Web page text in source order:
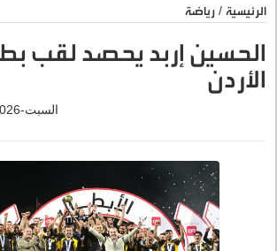
الرئيسية / رياضة
الحسين إربد يحصد لقب
الأردن
السبت-2026-05-16 | 10:25 pm